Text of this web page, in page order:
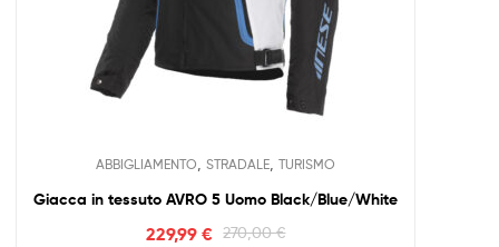
ABBIGLIAMENTO STRADALE TURISMO
Giacca in tessuto AVRO 5 Uomo Black/Blue/White
270,00€
229,99 €